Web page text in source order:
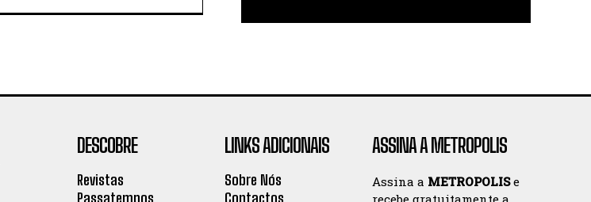
DESCOBRE
Revistas
Passatempos
LINKS ADICIONAIS
Sobre Nós
Contactos
ASSINA A METROPOLIS
Assina a METROPOLISe